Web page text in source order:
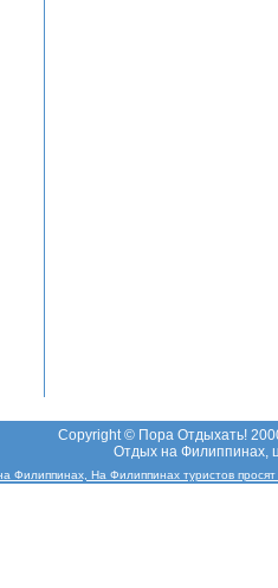
Copyright © Пора Отдыхать!
Отдых на Филиппинах,
Филиппинах, На Филиппинах туристов